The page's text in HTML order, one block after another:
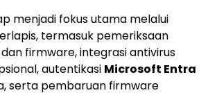
menjadi fokus utama melalui
termasuk pemeriksaan
dan firmware, integrasi antivirus
autentikasi Microsoft Entra
serta pembaruan firmware